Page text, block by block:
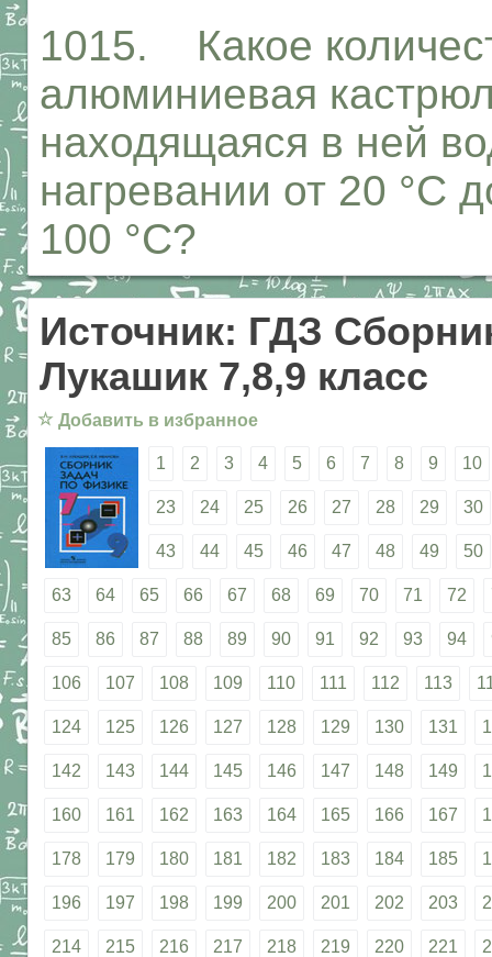
1015. Какое
алюминиевая
находящаяся в ней
нагревании от 20 °С
100 °С?
Источник: ГДЗ
Лукашик 7,8,9 класс
☆ Добавить в избранное
1 2 3 4 5 6 7 8 9 10
23 24 25 26 27 28 29 30
43 44 45 46 47 48 49 50
63 64 65 66 67 68 69 70 71 72
85 86 87 88 89 90 91 92 93 94
106 107 108 109 110 111 112 113
124 125 126 127 128 129 130 131
142 143 144 145 146 147 148 149
160 161 162 163 164 165 166 167
178 179 180 181 182 183 184 185
196 197 198 199 200 201 202 203
214 215 216 217 218 219 220 221